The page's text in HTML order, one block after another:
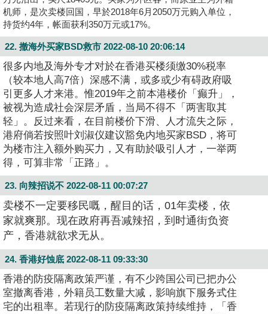
机师，是次卖楼回国，早於2018年6月2050万元购入单位，
持货约4年，帐面获利350万元或17%。
22. 撤海外买家BSD救市 2022-08-10 20:06:14
很多内地及海外专才对於在香港买楼须缴30%税率
（较本地人高7倍）深感不满，或多或少有碍政府吸
引更多人才来港。惟2019年之前本港楼价「癫升」，
被视为造成社会深层矛盾，当局不得不「两害取其
轻」。反过来看，在目前楼价下滑、人才流失之际，
港府倘若按照叶刘淑仪建议豁免内地买家BSD，将可
为楼市注入额外购买力，又有助於吸引人才，一举两
得，可算非常「正路」。
23. 向辣招说不 2022-08-11 00:07:27
卖楼不一定要移民嘅，醒目的话，01年卖楼，依
家就爽那。现在政府再吾减辣招，到时通街负资
产，香港就欲求无从。
24. 香港好蚀底 2022-08-11 09:33:30
香港的防疫隔离政策严谨，有不少跨国公司已把办公
室撤离香港，外籍员工数量大减，影响旗下服务式住
宅的出租率。若现行的防疫隔离政策持续维持，「香